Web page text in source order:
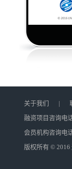
关于我们 |
融资项目咨询电
会员机构咨询电
版权所有 ©